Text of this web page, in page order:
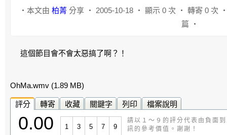
‧本文由柏菁 分享 ‧ 2005-10-18 ‧ 顯示 0 次 ‧ 轉寄 0 次
篇 ‧
這個節目會不會太惡搞了啊？！
OhMa.wmv (1.89 MB)
評分 轉寄 收藏 關鍵字 列印 檔案說明
0.00 1 3 5 7 9
請以１～９的評分代表由負面
訊的參考價值。謝謝！